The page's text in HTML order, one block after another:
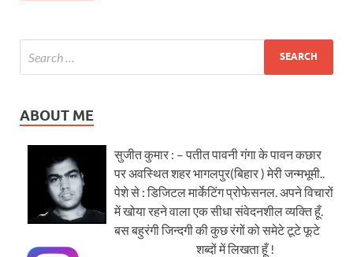
ABOUT ME
सुजीत कुमार : – पतीत पावनी गंगा के पावन कछार
पर अवस्थित शहर भागलपुर(बिहार ) मेरी जन्मभूमी..
पेशे से : डिजिटल मार्केटिंग प्रोफेसनल. अपने विचारों
में खोया रहने वाला एक सीधा संवेदनशील व्यक्ति हूँ.
बस बहुरंगी जिन्दगी की कुछ रंगों को समेटे टूटे फूटे
शब्दों में लिखता हूँ !